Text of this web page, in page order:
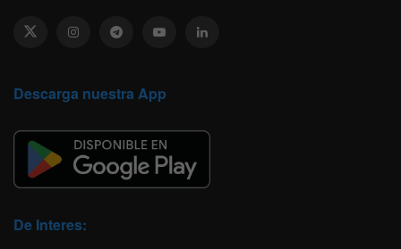
Descarga nuestra App
De Interes: